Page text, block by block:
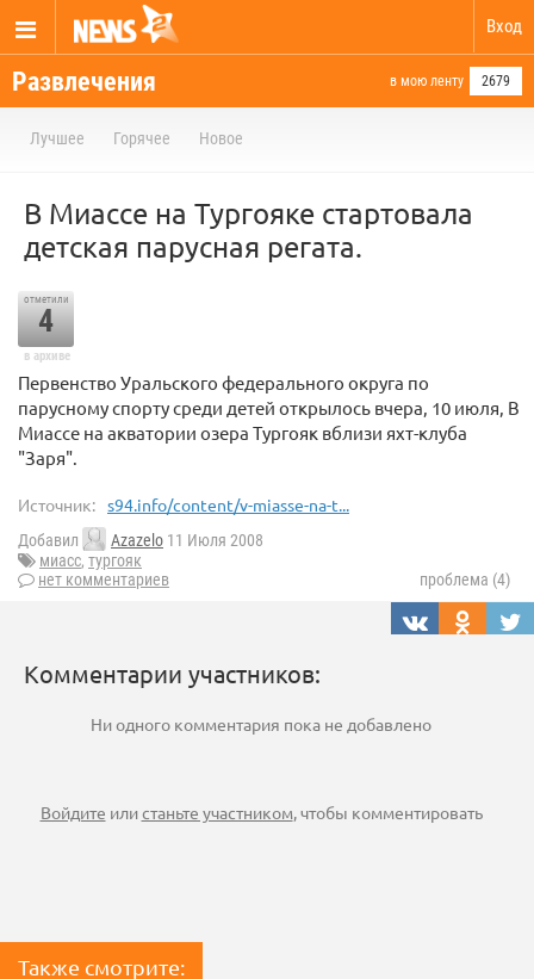
Вход
Развлечения в мою ленту 2679
Лучшее Горячее Новое
В Миассе на Тургояке стартовала
детская парусная регата.
отметили
4
в архиве
Первенство Уральского федерального округа по
парусному спорту среди детей открылось вчера, 10 июля, В
Миассе на акватории озера Тургояк вблизи яхт-клуба
"Заря".
Источник: s94.info/content/v-miasse-na-t...
Добавил Azazelo 11 Июля 2008
миасс, тургояк
нет комментариев
проблема (4)
Комментарии участников:
Ни одного комментария пока не добавлено
Войдите илистаньте участником, чтобы комментировать
Также смотрите: